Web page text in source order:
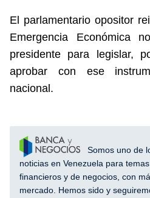
El parlamentario opositor
Emergencia Económica
presidente para legislar,
aprobar con ese
nacional.
Somos uno de
noticias en Venezuela para
financieros y de negocios, con
mercado. Hemos sido y